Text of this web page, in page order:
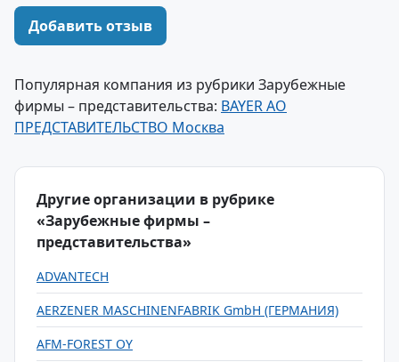
Добавить отзыв
Популярная компания из рубрики Зарубежные
фирмы – представительства: BAYER АО
ПРЕДСТАВИТЕЛЬСТВО Москва
Другие организации в рубрике
«Зарубежные фирмы –
представительства»
ADVANTECH
AERZENER MASCHINENFABRIK GmbH (ГЕРМАНИЯ)
AFM-FOREST OY